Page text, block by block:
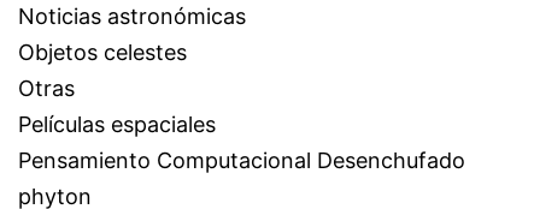
Noticias astronómicas
Objetos celestes
Otras
Películas espaciales
Pensamiento Computacional Desenchufado
phyton